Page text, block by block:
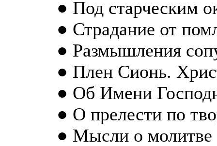
● Под старческим
● Страдание от
● Размышления
● Плен Сионь.
● Об Имени
● О прелести по
● Мысли о молитве